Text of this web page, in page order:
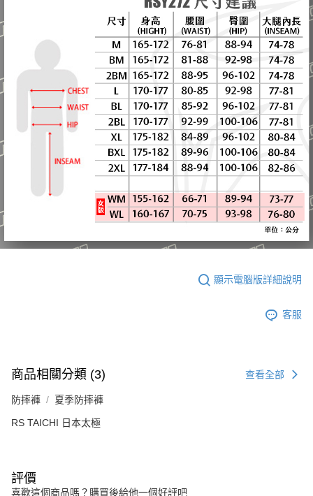
顯示電腦版詳細說明
客服
商品相關分類 (3) 查看全部
防摔褲 夏季防摔褲
RS TAICHI 日本太極
評價
喜歡這個商品嗎？購買後給他一個好評吧